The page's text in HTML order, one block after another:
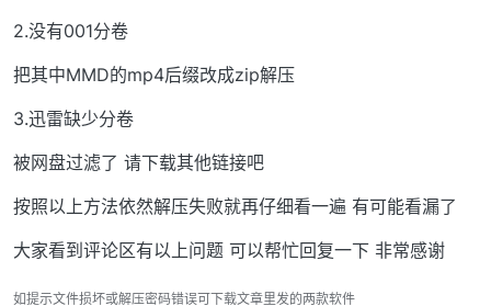
2.没有001分卷
把其中MMD的mp4后缀改成zip解压
3.迅雷缺少分卷
被网盘过滤了 请下载其他链接吧
按照以上方法依然解压失败就再仔细看一遍 有可能看漏了
大家看到评论区有以上问题 可以帮忙回复一下 非常感谢
如提示文件损坏或解压密码错误可下载文章里发的两款软件